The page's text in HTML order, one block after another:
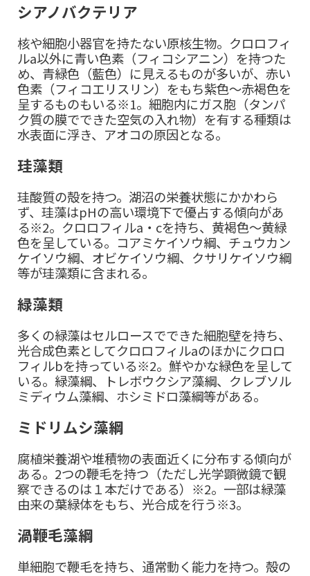
シアノバクテリア
核や細胞小器官を持たない原核生物。クロロフィ
ルa以外に青い色素（フィコシアニン）を持つた
め、青緑色（藍色）に見えるものが多いが、赤い
色素（フィコエリスリン）をもち紫色～赤褐色を
呈するものもいる※1。細胞内にガス胞（タンパ
ク質の膜でできた空気の入れ物）を有する種類は
水表面に浮き、アオコの原因となる。
珪藻類
珪酸質の殻を持つ。湖沼の栄養状態にかかわら
ず、珪藻はpHの高い環境下で優占する傾向があ
る※2。クロロフィルa・cを持ち、黄褐色～黄緑
色を呈している。コアミケイソウ綱、チュウカン
ケイソウ綱、オビケイソウ綱、クサリケイソウ綱
等が珪藻類に含まれる。
緑藻類
多くの緑藻はセルロースでできた細胞壁を持ち、
光合成色素としてクロロフィルaのほかにクロロ
フィルbを持っている※2。鮮やかな緑色を呈して
いる。緑藻綱、トレボウクシア藻綱、クレブソル
ミディウム藻綱、ホシミドロ藻綱等がある。
ミドリムシ藻綱
腐植栄養湖や堆積物の表面近くに分布する傾向が
ある。2つの鞭毛を持つ（ただし光学顕微鏡で観
察できるのは１本だけである）※2。一部は緑藻
由来の葉緑体をもち、光合成を行う※3。
渦鞭毛藻綱
単細胞で鞭毛を持ち、通常動く能力を持つ。殻の